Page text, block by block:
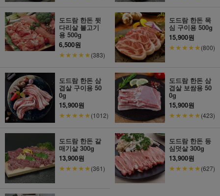
도드람 한돈 뒷
다리살 불고기
용 500g
6,500원
★★★★★(383)
도드람 한돈 목
심 구이용 500g
15,900원
★★★★★(800)
도드람 한돈 삼
겹살 구이용 50
0g
15,900원
★★★★★(1012)
도드람 한돈 삼
겹살 보쌈용 50
0g
15,900원
★★★★★(423)
도드람 한돈 갈
매기살 300g
13,900원
★★★★★(361)
도드람 한돈 등
심덧살 300g
13,900원
★★★★★(627)